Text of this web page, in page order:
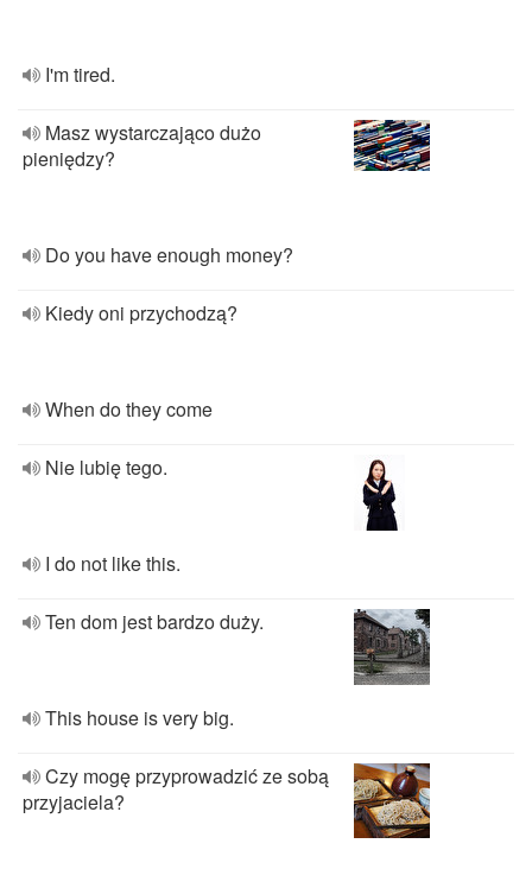
I'm tired.
Masz wystarczająco dużo
pieniędzy?
Do you have enough money?
Kiedy oni przychodzą?
When do they come
Nie lubię tego.
I do not like this.
Ten dom jest bardzo duży.
This house is very big.
Czy mogę przyprowadzić ze sobą
przyjaciela?